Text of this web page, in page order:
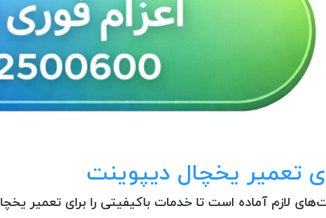
تعمیر یخچال دیپوینت
لازم آماده است تا خدمات باکیفیتی را برای تعمیر